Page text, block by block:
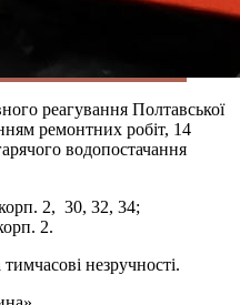
реагування Полтавської
ремонтних робіт, 14
водопостачання
2, 30, 32, 34;
2.
незручності.